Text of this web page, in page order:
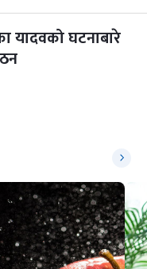
यादवको घटनाबारे